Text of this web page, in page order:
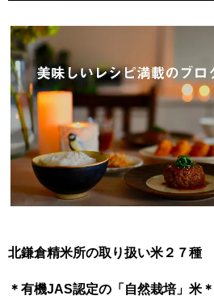
北鎌倉精米所の取り扱い米２７種
＊有機JAS認定の「自然栽培」米＊